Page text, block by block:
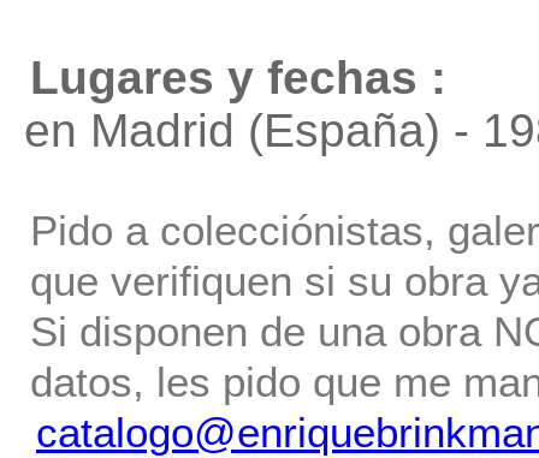
Lugares y fechas :
en Madrid (España) -
Pido a colecciónistas,
que verifiquen si su obra
Si disponen de una obra
datos, les pido que me